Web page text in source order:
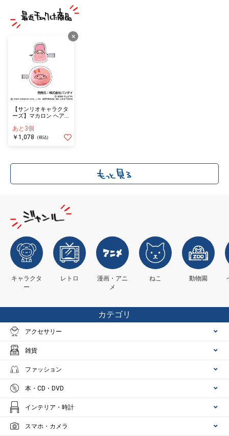
×
【サンリオキャラクタ
ーズ】マカロン ヘアク
あと3個
￥1,078
(税込)
キャラクタ
ー
レトロ
漫画・アニ
メ
ねこ 動物園
カテゴリ
アクセサリー
雑貨
ファッション
本・CD・DVD
インテリア・時計
スマホ・カメラ